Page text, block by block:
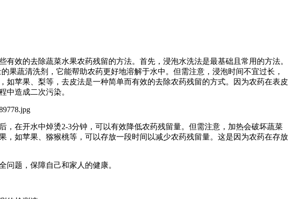
效的去除蔬菜水果农药残留的方法。首先，浸泡水洗法是最基础且常用的方法。
果蔬清洗剂，它能帮助农药更好地溶解于水中。但需注意，浸泡时间不宜过长，
苹果、梨等，去皮法是一种简单而有效的去除农药残留的方式。因为农药在表皮
中造成二次污染。
，在开水中焯烫2-3分钟，可以有效降低农药残留量。但需注意，加热会破坏蔬菜
如苹果、猕猴桃等，可以存放一段时间以减少农药残留量。这是因为农药在存放
问题，保障自己和家人的健康。